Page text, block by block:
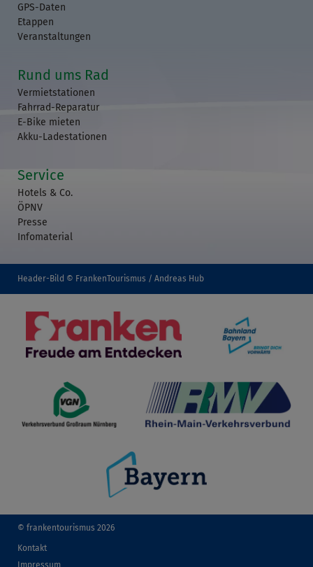
GPS-Daten
Etappen
Veranstaltungen
Rund ums Rad
Vermietstationen
Fahrrad-Reparatur
E-Bike mieten
Akku-Ladestationen
Service
Hotels & Co.
ÖPNV
Presse
Infomaterial
Header-Bild © FrankenTourismus / Andreas Hub
© frankentourismus 2026
Kontakt